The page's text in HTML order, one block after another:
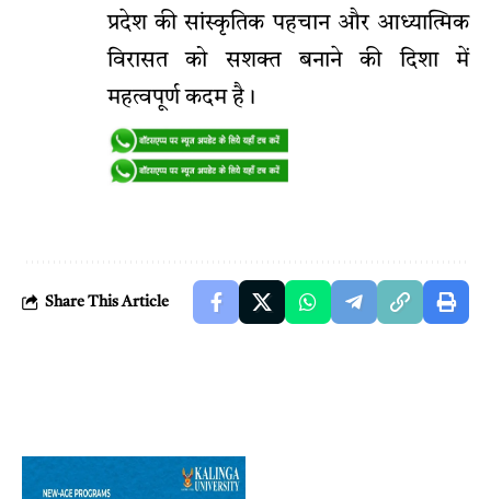
प्रदेश की सांस्कृतिक पहचान और आध्यात्मिक
विरासत को सशक्त बनाने की दिशा में
महत्वपूर्ण कदम है।
Share This Article